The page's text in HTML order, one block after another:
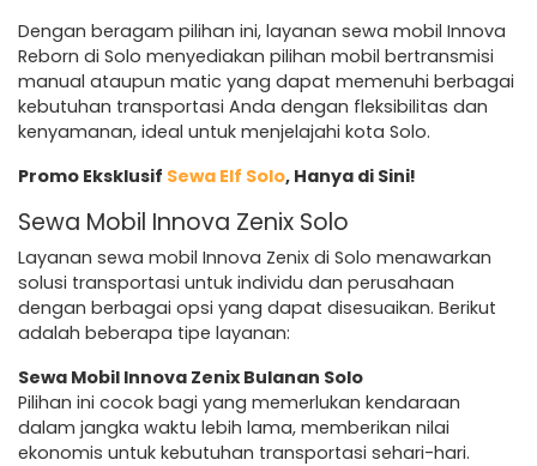
Dengan beragam pilihan ini, layanan sewa mobil Innova
Reborn di Solo menyediakan pilihan mobil bertransmisi
manual ataupun matic yang dapat memenuhi berbagai
kebutuhan transportasi Anda dengan fleksibilitas dan
kenyamanan, ideal untuk menjelajahi kota Solo.
Promo Eksklusif Sewa Elf Solo, Hanya di Sini!
Sewa Mobil Innova Zenix Solo
Layanan sewa mobil Innova Zenix di Solo menawarkan
solusi transportasi untuk individu dan perusahaan
dengan berbagai opsi yang dapat disesuaikan. Berikut
adalah beberapa tipe layanan:
Sewa Mobil Innova Zenix Bulanan Solo
Pilihan ini cocok bagi yang memerlukan kendaraan
dalam jangka waktu lebih lama, memberikan nilai
ekonomis untuk kebutuhan transportasi sehari-hari.